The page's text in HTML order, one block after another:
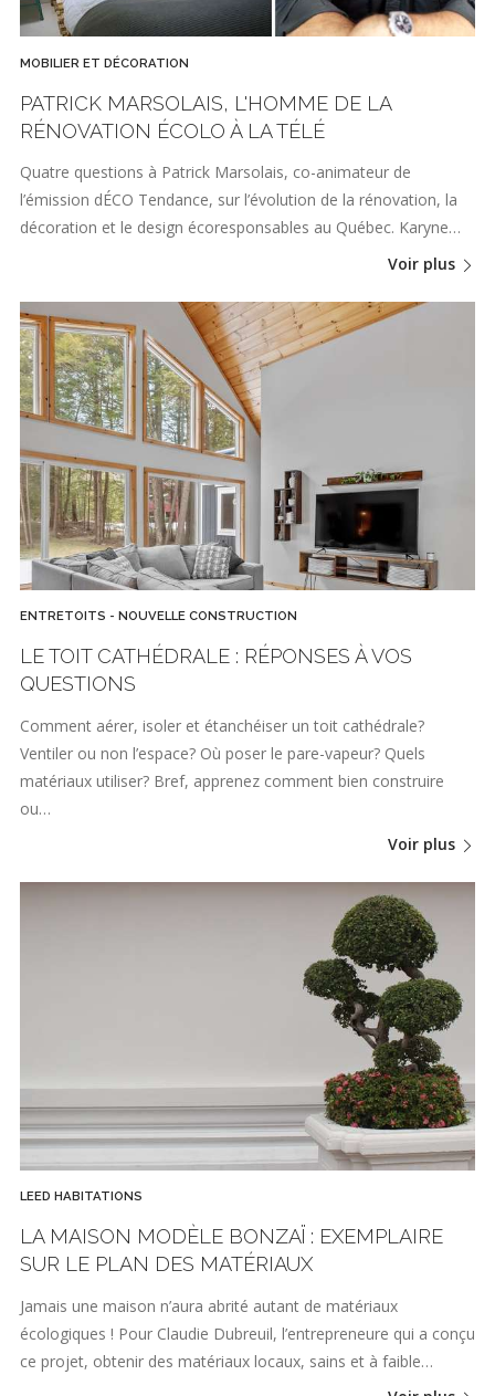
MOBILIER ET DÉCORATION
PATRICK MARSOLAIS, L'HOMME DE LA
RÉNOVATION ÉCOLO À LA TÉLÉ
Quatre questions à Patrick Marsolais, co-animateur de
l’émission dÉCO Tendance, sur l’évolution de la rénovation, la
décoration et le design écoresponsables au Québec. Karyne…
Voir plus
ENTRETOITS - NOUVELLE CONSTRUCTION
LE TOIT CATHÉDRALE : RÉPONSES À VOS
QUESTIONS
Comment aérer, isoler et étanchéiser un toit cathédrale?
Ventiler ou non l’espace? Où poser le pare-vapeur? Quels
matériaux utiliser? Bref, apprenez comment bien construire
ou…
Voir plus
LEED HABITATIONS
LA MAISON MODÈLE BONZAÏ : EXEMPLAIRE
SUR LE PLAN DES MATÉRIAUX
Jamais une maison n’aura abrité autant de matériaux
écologiques ! Pour Claudie Dubreuil, l’entrepreneure qui a conçu
ce projet, obtenir des matériaux locaux, sains et à faible…